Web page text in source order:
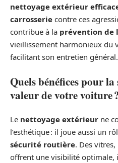
nettoyage extérieur
carrosserie contre ces
contribue à la prévention de
vieillissement harmonieux du
facilitant son entretien général.
Quels bénéfices pour
valeur de votre voiture
Le nettoyage extérieur ne
l’esthétique : il joue aussi un
sécurité routière. Des
offrent une visibilité optimale,